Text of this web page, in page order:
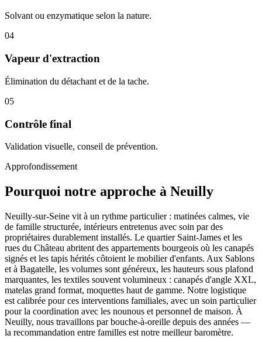
Solvant ou enzymatique selon la nature.
04
Vapeur d'extraction
Élimination du détachant et de la tache.
05
Contrôle final
Validation visuelle, conseil de prévention.
Approfondissement
Pourquoi notre approche à Neuilly
Neuilly-sur-Seine vit à un rythme particulier : matinées calmes, vie
de famille structurée, intérieurs entretenus avec soin par des
propriétaires durablement installés. Le quartier Saint-James et les
rues du Château abritent des appartements bourgeois où les canapés
signés et les tapis hérités côtoient le mobilier d'enfants. Aux Sablons
et à Bagatelle, les volumes sont généreux, les hauteurs sous plafond
marquantes, les textiles souvent volumineux : canapés d'angle XXL,
matelas grand format, moquettes haut de gamme. Notre logistique
est calibrée pour ces interventions familiales, avec un soin particulier
pour la coordination avec les nounous et personnel de maison. À
Neuilly, nous travaillons par bouche-à-oreille depuis des années —
la recommandation entre familles est notre meilleur baromètre.